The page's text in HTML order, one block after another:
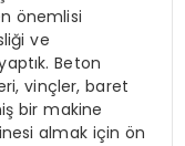
önemlisi
ve
Beton
vinçler, baret
bir makine
almak için ön